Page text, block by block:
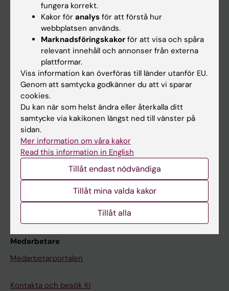
Kalender
Student
Ladok
Canvas
Schema
Kurs- och programwebbar
Medarbetare
Medarbetarportalen
Kontakta och besök KI
fungera korrekt.
Kakor för analys för att förstå hur
webbplatsen används.
Marknadsföringskakor för att visa och spåra
relevant innehåll och annonser från externa
plattformar.
Viss information kan överföras till länder utanför EU.
Genom att samtycka godkänner du att vi sparar
cookies.
Du kan när som helst ändra eller återkalla ditt
samtycke via kakikonen längst ned till vänster på
sidan.
Mer information om våra kakor
Read this information in English
Tillåt endast nödvändiga
Tillåt mina valda kakor
Tillåt alla